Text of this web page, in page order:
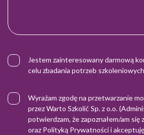
Jestem zainteresowany darmową
celu zbadania potrzeb
Wyrażam zgodę na przetwarzanie
przez Warto Szkolić Sp. z o.o.
potwierdzam, że zapoznałem/am się z
oraz Polityką Prywatnościi